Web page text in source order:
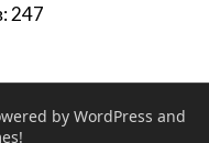
247
by WordPress and